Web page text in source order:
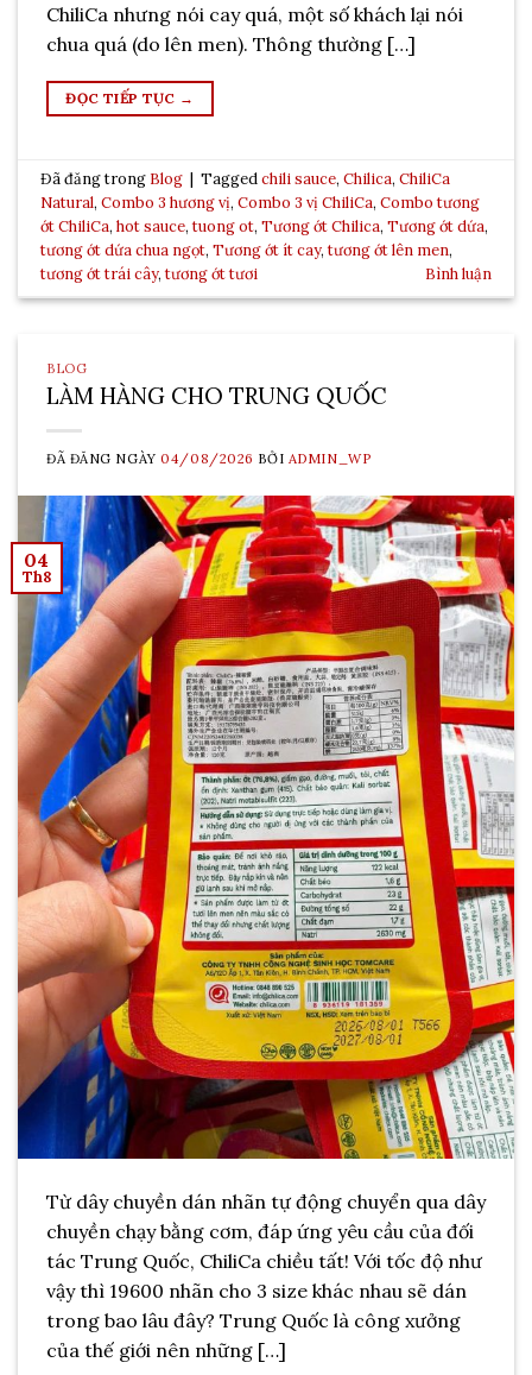
ChiliCa nhưng nói cay quá, một số khách lại nói
chua quá (do lên men). Thông thường […]
ĐỌC TIẾP TỤC →
Đã đăng trong Blog | Taggedchili sauce,Chilica,ChiliCa
Natural,Combo 3 hương vị,Combo 3 vị ChiliCa,Combo tương
ớt ChiliCa,hot sauce,tuong ot,Tương ớt Chilica,Tương ớt dứa,
tương ớt dứa chua ngọt,Tương ớt ít cay,tương ớt lên men,
tương ớt trái cây,tương ớt tươi Bình luận
BLOG
LÀM HÀNG CHO TRUNG QUỐC
ĐÃ ĐĂNG NGÀY04/08/2026 BỞI ADMIN_WP
04
Th8
Từ dây chuyền dán nhãn tự động chuyển qua dây
chuyền chạy bằng cơm, đáp ứng yêu cầu của đối
tác Trung Quốc, ChiliCa chiều tất! Với tốc độ như
vậy thì 19600 nhãn cho 3 size khác nhau sẽ dán
trong bao lâu đây? Trung Quốc là công xưởng
của thế giới nên những […]